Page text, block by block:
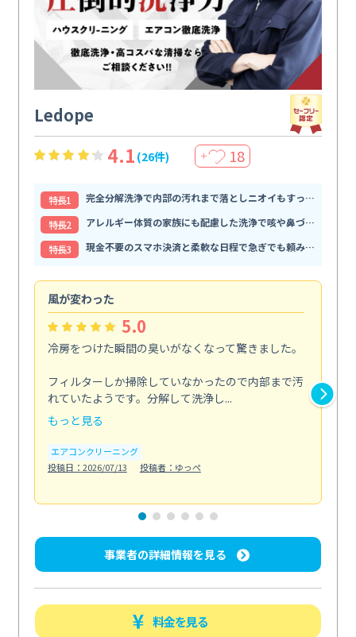
Ledope
4.1 (26件) ＋ 18
特⻑1
完全分解洗浄で内部の汚れまで落としニオイもすっきり解消
特⻑2
アレルギー体質の家族にも配慮した洗浄で咳や鼻づまりが和らぐ
特⻑3
現金不要のスマホ決済と柔軟な日程で急ぎでも頼みやすい
風が変わった
5.0
冷房をつけた瞬間の臭いがなくなって驚きました。
フィルターしか掃除していなかったので内部まで汚
れていたようです。分解して洗浄し...
もっと見る
エアコンクリーニング
投稿日：2026/07/13
投稿者：ゆっぺ
事業者の詳細情報を見る
料金を見る